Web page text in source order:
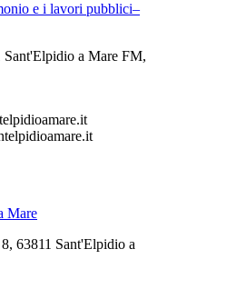
e i lavori pubblici–
Sant'Elpidio a Mare FM,
Mare
63811 Sant'Elpidio a